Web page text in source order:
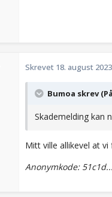
Skrevet 18. august 2023
Bumoa skrev
Skademelding kan
Mitt ville allikevel at vi
Anonymkode: